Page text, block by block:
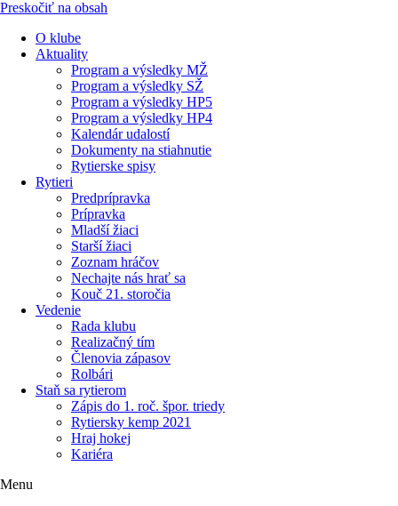
Preskočiť na obsah
O klube
Aktuality
Program a výsledky MŽ
Program a výsledky SŽ
Program a výsledky HP5
Program a výsledky HP4
Kalendár udalostí
Dokumenty na stiahnutie
Rytierske spisy
Rytieri
Predprípravka
Prípravka
Mladší žiaci
Starší žiaci
Zoznam hráčov
Nechajte nás hrať sa
Kouč 21. storočia
Vedenie
Rada klubu
Realizačný tím
Členovia zápasov
Rolbári
Staň sa rytierom
Zápis do 1. roč. špor. triedy
Rytiersky kemp 2021
Hraj hokej
Kariéra
Menu